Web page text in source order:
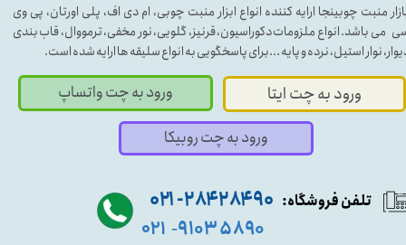
منبت چوبینجا ارایه کننده انواع ابزار منبت چوبی، ام دی اف، پلی اورتان، پی وی
می باشد. انواع ملزومات دکوراسیون، قرنیز، گلویی، نور مخفی، ترمووال، قاب بندی
نوار استیل، نرده و پایه ...برای پاسخگویی به انواع سلیقه ها ارایه شده است.
ورود به چت ایتا ورود به چت واتساپ
تلفن فروشگاه: ۹۰ ۲۸۴ ۲۸۴- ۰۲۱
۵۸۹۰ ۹۱۰۳ -۰۲۱
ورود به چت روبیکا